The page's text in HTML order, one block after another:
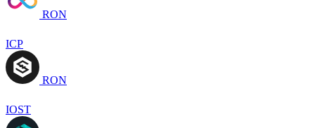
RON
ICP
RON
IOST